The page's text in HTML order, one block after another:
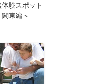
体験スポット
関東編＞